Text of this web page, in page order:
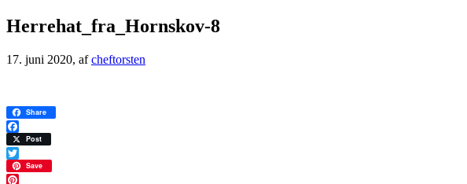
Herrehat_fra_Hornskov-8
17. juni 2020, afcheftorsten
Share
Facebook
Post
Twitter
Save